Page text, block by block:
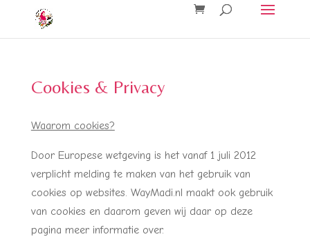
Cookies & Privacy
Waarom cookies?
Door Europese wetgeving is het vanaf 1 juli 2012
verplicht melding te maken van het gebruik van
cookies op websites. WayMadi.nl maakt ook gebruik
van cookies en daarom geven wij daar op deze
pagina meer informatie over.